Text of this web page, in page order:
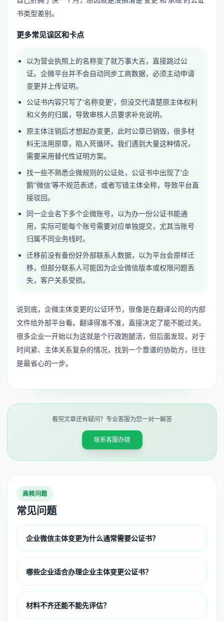
书类型差别。
更多常见误区和卡点
以为营业执照上的名称变了就万事大吉，直接跳过公
证。企微平台并不会自动同步工商数据，必须主动申请
变更并上传证明。
公证书内容只写了'名称变更'，但没交代清楚原主体权利
和义务的归属，导致审核人员要求补充说明。
原主体注销后才想起办变更，此时公章已销毁，很多材
料无法用原章，陷入死循环。我们遇到大量这种情况，
需要采用替代性证明方案。
找一些不熟悉企微规则的公证处，公证书中出现了'企
鹅''微信'等不规范表述，或者写错主体全称，导致平台直
接驳回。
同一企业名下多个企微账号，以为办一份公证书能通
用，实际可能每个账号需要对应单独提交，尤其当账号
归属不同业务线时。
迁移前没有备份好外部联系人数据，以为平台会原样迁
移，但部分联系人可能因为企业微信版本或权限问题丢
失，客户关系受损。
说到底，企微主体变更的公证环节，很像是在翻译公司的内部
文件给外部平台看。翻译得准不准，直接决定了能不能过关。
很多企业一开始以为这就是个行政跑腿活，但后面发现，对于
时间紧、主体关系复杂的情况，找到一个靠谱的协助方，往往
是最省心的一步。
看完文章还有疑问？专业客服为您一对一解答
联系客服办理
高频问题
常见问题
企业微信主体变更为什么通常需要公证书？
哪些企业适合办理企业主体变更公证书？
材料不齐还能不能先评估？